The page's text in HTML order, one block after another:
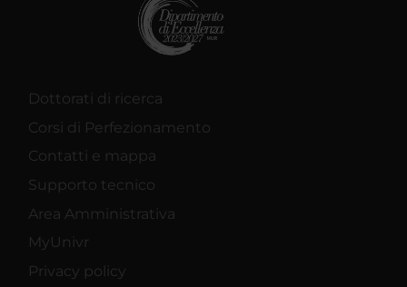
Dottorati di ricerca
Corsi di Perfezionamento
Contatti e mappa
Supporto tecnico
Area Amministrativa
MyUnivr
Privacy policy